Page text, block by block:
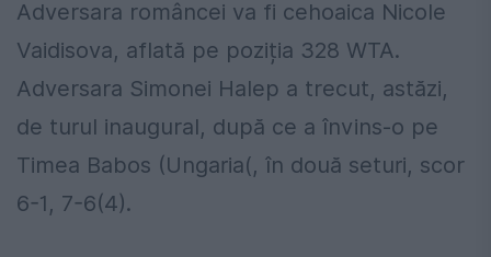
Adversara româncei va fi cehoaica Nicole
Vaidisova, aflată pe poziția 328 WTA.
Adversara Simonei Halep a trecut, astăzi,
de turul inaugural, după ce a învins-o pe
Timea Babos (Ungaria(, în două seturi, scor
6-1, 7-6(4).